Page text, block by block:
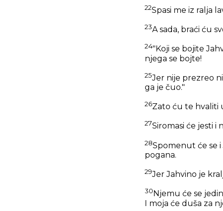
22Spasi me iz ralja
23A sada, braći ću
24"Koji se bojite
njega se bojte!
25Jer nije prezreo
ga je čuo."
26Zato ću te hvaliti
27Siromasi će jesti i
28Spomenut će se i
pogana.
29Jer Jahvino je
30 Njemu će se
I moja će duša za